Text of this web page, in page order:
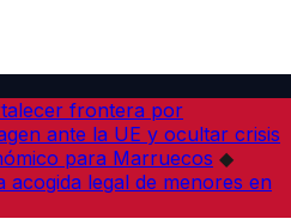
frontera por
ante la UE y ocultar crisis
para Marruecos ◆
acogida legal de menores en